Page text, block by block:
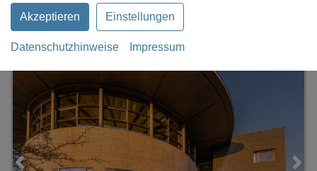
Akzeptieren Einstellungen
Datenschutzhinweise Impressum
Frankfurt (Oder)